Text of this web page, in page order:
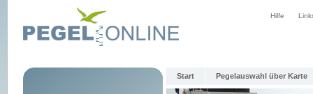
Hilfe
Start Pegelauswahl über Karte